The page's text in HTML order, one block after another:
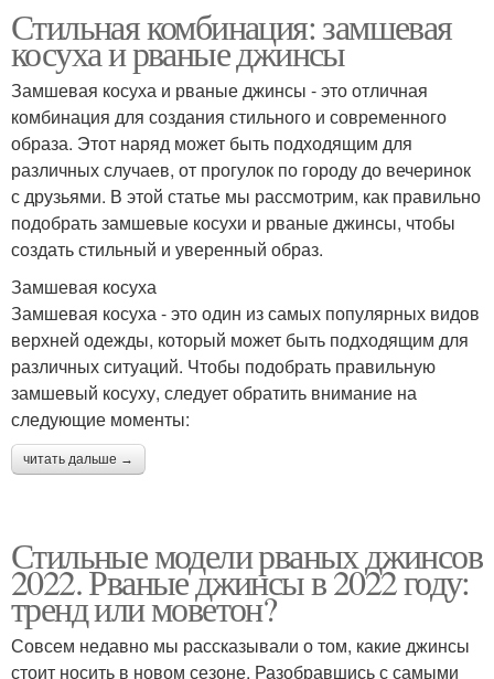
Стильная комбинация: замшевая
косуха и рваные джинсы
Замшевая косуха и рваные джинсы - это отличная
комбинация для создания стильного и современного
образа. Этот наряд может быть подходящим для
различных случаев, от прогулок по городу до вечеринок
с друзьями. В этой статье мы рассмотрим, как правильно
подобрать замшевые косухи и рваные джинсы, чтобы
создать стильный и уверенный образ.
Замшевая косуха
Замшевая косуха - это один из самых популярных видов
верхней одежды, который может быть подходящим для
различных ситуаций. Чтобы подобрать правильную
замшевый косуху, следует обратить внимание на
следующие моменты:
читать дальше →
Стильные модели рваных джинсов
2022. Рваные джинсы в 2022 году:
тренд или моветон?
Совсем недавно мы рассказывали о том, какие джинсы
стоит носить в новом сезоне. Разобравшись с самыми